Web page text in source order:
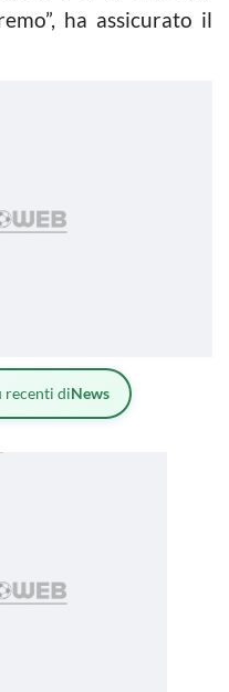
ha assicurato il
recenti diNews